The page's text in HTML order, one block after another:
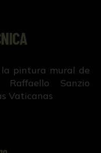
pintura mural de
Sanzio
Vaticanas